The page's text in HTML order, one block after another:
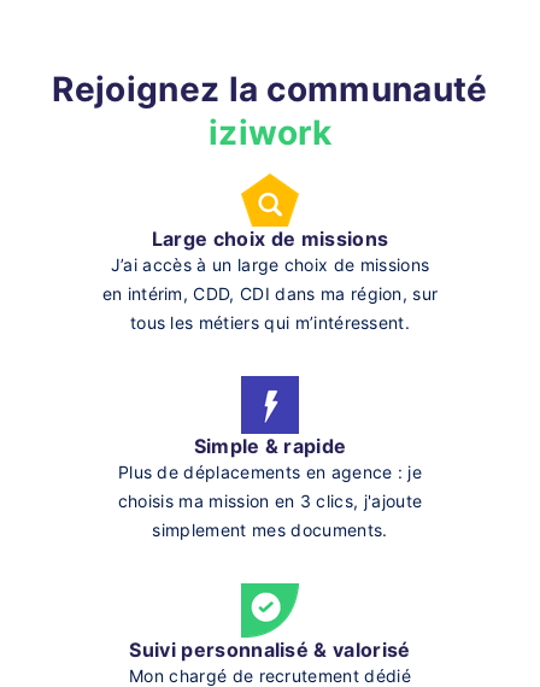
Rejoignez la communauté
iziwork
Large choix de missions
J’ai accès à un large choix de missions
en intérim, CDD, CDI dans ma région, sur
tous les métiers qui m’intéressent.
Simple & rapide
Plus de déplacements en agence : je
choisis ma mission en 3 clics, j'ajoute
simplement mes documents.
Suivi personnalisé & valorisé
Mon chargé de recrutement dédié